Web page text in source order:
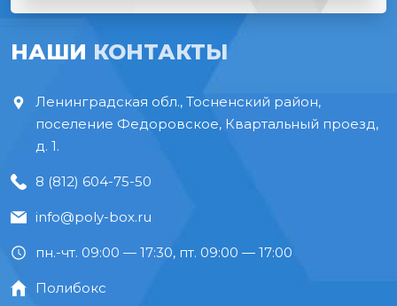
НАШИ КОНТАКТЫ
Ленинградская обл., Тосненский район,
поселение Федоровское, Квартальный проезд,
д. 1.
8 (812) 604-75-50
info@poly-box.ru
пн.-чт. 09:00 — 17:30, пт. 09:00 — 17:00
Полибокс